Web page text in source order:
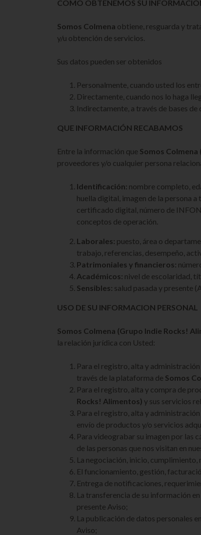
COMO OBTENEMOS SU
Somos Colmena obtiene, resguarda y
y/u obtención de servicios.
Sus datos pueden ser obtenidos
Personalmente, cuando usted los
Directamente, cuando nos lo haga
Indirectamente, a través de bases
QUE INFORMACIÓN RECABAMOS
Entre la información que Somos
proveedores y/o cualquier persona
Identificación: nombre completo,
huella digital, imagen de la persona
certificado digital, número de
conceptos de operación.
Laborales: puesto, área o
trabajo, referencias, desempeño,
Patrimoniales y financieros:
Académicos: nivel de escolaridad,
Sensibles: salud pasada y presente
USO DE SU INFORMACION PERSONAL
Somos Colmena (Grupo Indie Rocks!
la relación jurídica con Usted:
Para el registro, alta y
través de la plataforma de Somos
Para el registro, alta y compra de
Rocks! Alimentos) y sus servicios
Para el registro, alta y
envío de productos y/o servicios
Para videograbar su imagen por las
de las personas que nos visitan en
La negociación, inicio,
El funcionamiento, gestión,
Entrega de notificaciones,
La transferencia de su información
presente Aviso;
La publicación de datos personales
Aviso;